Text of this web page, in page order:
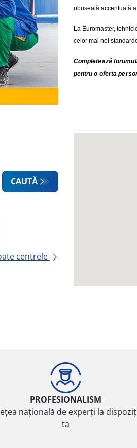
oboseală accentuată a
La Euromaster,
celor mai noi
Completează
pentru o oferta
CAUTĂ
centrele
PROFESIONALISM
națională de experți la
ta